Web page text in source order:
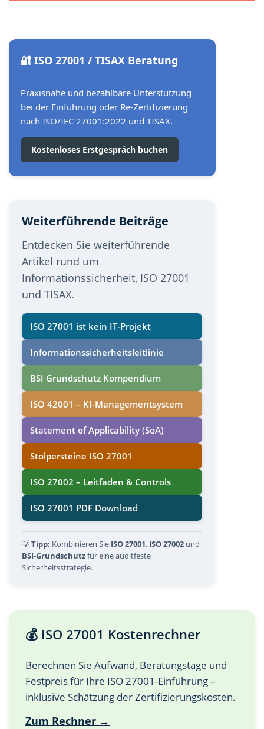
🔐 ISO 27001 / TISAX Beratung
Praxisnahe und bezahlbare Unterstützung
bei der Einführung oder Re-Zertifizierung
nach ISO/IEC 27001:2022 und TISAX.
Kostenloses Erstgespräch buchen
Weiterführende Beiträge
Entdecken Sie weiterführende
Artikel rund um
Informationssicherheit, ISO 27001
und TISAX.
ISO 27001 ist kein IT-Projekt
Informations­sicherheits­leitlinie
BSI Grundschutz Kompendium
ISO 42001 – KI-Managementsystem
Statement of Applicability (SoA)
Stolpersteine ISO 27001
ISO 27002 – Leitfaden & Controls
ISO 27001 PDF Download
💡Tipp: Kombinieren Sie ISO 27001, ISO 27002 und
BSI-Grundschutzfür eine auditfeste
Sicherheitsstrategie.
💰 ISO 27001 Kostenrechner
Berechnen Sie Aufwand, Beratungstage und
Festpreis für Ihre ISO 27001-Einführung –
inklusive Schätzung der Zertifizierungskosten.
Zum Rechner →